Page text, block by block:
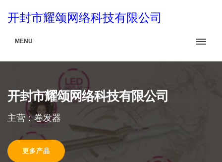
开封市耀颂网络科技有限公司
MENU
开封市耀颂网络科技有限公司
主营：卷发器
更多产品